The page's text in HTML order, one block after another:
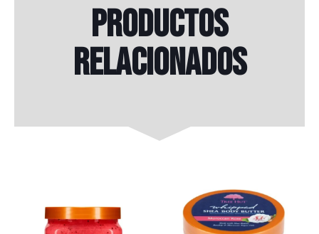
Productos
relacionados